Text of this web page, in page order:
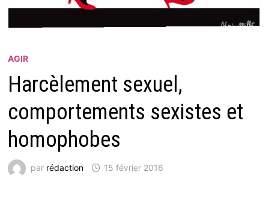
AGIR
Harcèlement sexuel,
comportements sexistes et
homophobes
par rédaction 15 février 2016